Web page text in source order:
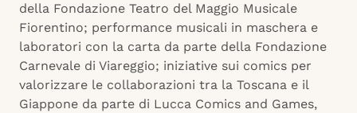
della Fondazione Teatro del Maggio Musicale
Fiorentino; performance musicali in maschera e
laboratori con la carta da parte della Fondazione
Carnevale di Viareggio; iniziative sui comics per
valorizzare le collaborazioni tra la Toscana e il
Giappone da parte di Lucca Comics and Games,